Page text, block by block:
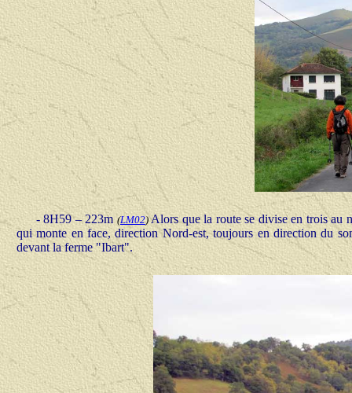
- 8H59 – 223m(LM02)Alors que la route se divise en trois au
qui monte en face, direction Nord-est, toujours en direction du
devant la ferme "Ibart".